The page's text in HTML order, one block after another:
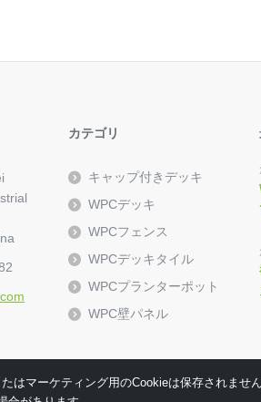
カテゴリ
キャップ付きデッキ
WPCデッキ
WPCフェンス
WPCデッキタイル
WPCプランターポット
WPC壁パネル
マーケティング用のCookieは保存されませ